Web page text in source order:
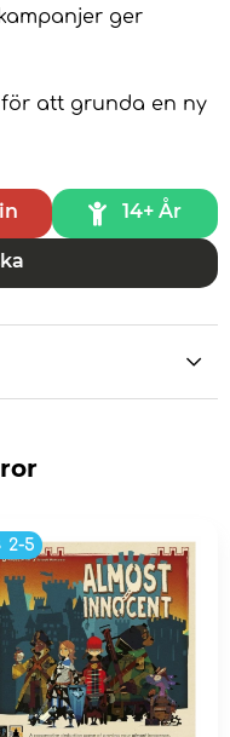
ger
att grunda en ny
14+ År
2-5